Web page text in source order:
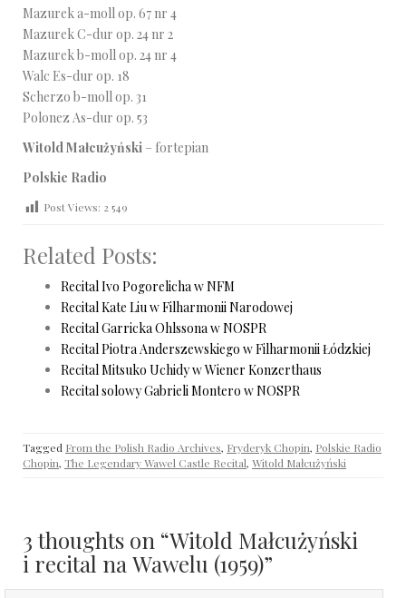
Mazurek a-moll op. 67 nr 4
Mazurek C-dur op. 24 nr 2
Mazurek b-moll op. 24 nr 4
Walc Es-dur op. 18
Scherzo b-moll op. 31
Polonez As-dur op. 53
Witold Małcużyński – fortepian
Polskie Radio
Post Views: 2 549
Related Posts:
Recital Ivo Pogorelicha w NFM
Recital Kate Liu w Filharmonii Narodowej
Recital Garricka Ohlssona w NOSPR
Recital Piotra Anderszewskiego w Filharmonii Łódzkiej
Recital Mitsuko Uchidy w Wiener Konzerthaus
Recital solowy Gabrieli Montero w NOSPR
Tagged From the Polish Radio Archives, Fryderyk Chopin, Polskie Radio
Chopin, The Legendary Wawel Castle Recital, Witold Małcużyński
3 thoughts on “Witold Małcużyński
i recital na Wawelu (1959)”